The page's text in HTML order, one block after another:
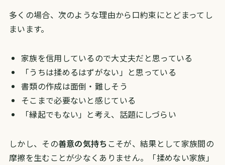
多くの場合、次のような理由から口約束にとどまってし
まいます。
家族を信用しているので大丈夫だと思っている
「うちは揉めるはずがない」と思っている
書類の作成は面倒・難しそう
そこまで必要ないと感じている
「縁起でもない」と考え、話題にしづらい
しかし、その善意の気持ち こそが、結果として家族間の
摩擦を生むことが少なくありません。「揉めない家族」